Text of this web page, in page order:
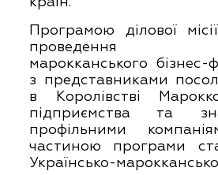
Програмою ділової
проведення
марокканського бізнес-
з представниками
в Королівстві
підприємства та
профільними
частиною програми
Українсько-